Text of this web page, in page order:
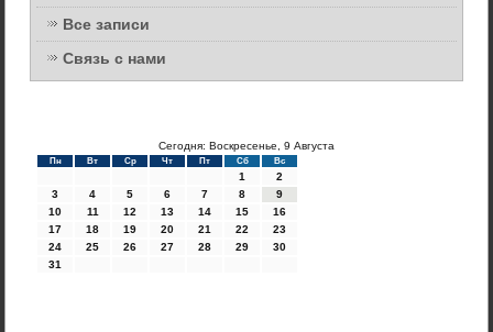
Все записи
Связь с нами
Сегодня: Воскресенье, 9 Августа
Пн Вт Ср Чт Пт Сб Вс
1
2
3
4 5 6 7 8
9
10
11 12 13 14 15
16
17
18 19 20 21 22
23
24
25 26 27 28 29
30
31